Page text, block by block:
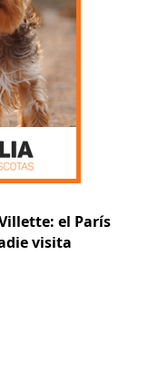
el París
visita